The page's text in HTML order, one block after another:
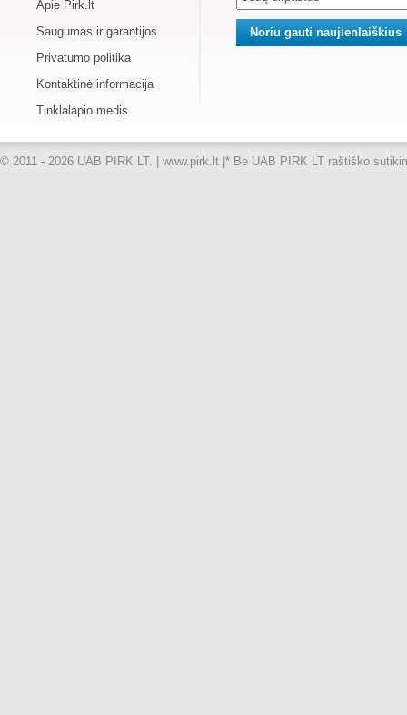
Apie Pirk.lt
Saugumas ir garantijos
Privatumo politika
Kontaktinė informacija
Tinklalapio medis
© 2011 - 2026 UAB PIRK LT. | www.pirk.lt | * Be UAB PIRK LT raštiško